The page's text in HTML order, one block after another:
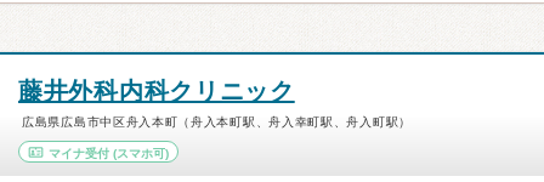
藤井外科内科クリニック
広島県広島市中区舟入本町（舟入本町駅、舟入幸町駅、舟入町駅）
マイナ受付 (スマホ可)